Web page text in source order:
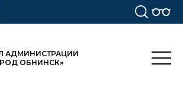
АДМИНИСТРАЦИИ
ОБНИНСК»